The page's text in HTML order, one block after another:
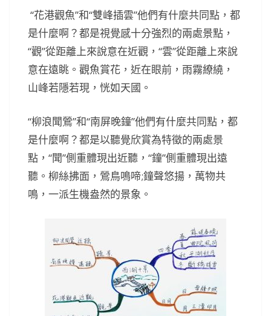
“花港觀魚”和“雙峰插雲”他們有什麼共同點，都
是什麼啊？都是視覺感十分強烈的兩處景點，
“觀”從距離上來說意在近觀，“雲”從距離上來說
意在遠眺。觀魚賞花，近在眼前，雨霧繚繞，
山峰若隱若現，恍如天國。
“柳浪聞鶯”和“南屏晚鐘”他們有什麼共同點，都
是什麼啊？都是以聽覺欣賞為特徵的兩處景
點，“聞”側重體現出近聽，“鐘”側重體現出遠
聽。柳絲拂面，鶯鳥鳴啼;鐘聲悠揚，萬物共
鳴，一派生機盎然的景象。